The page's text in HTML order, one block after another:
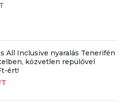
All Inclusive nyaralás Tenerifén
közvetlen repülővel
ért!